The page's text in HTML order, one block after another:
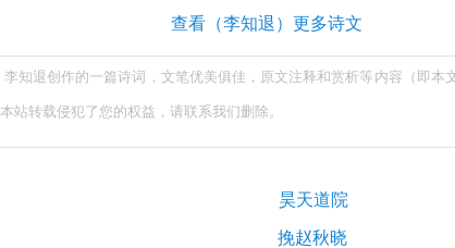
查看（李知退）更多诗文
知退创作的一篇诗词，文笔优美俱佳，原文注释和赏析等内容（即本
站转载侵犯了您的权益，请联系我们删除。
昊天道院
挽赵秋晓